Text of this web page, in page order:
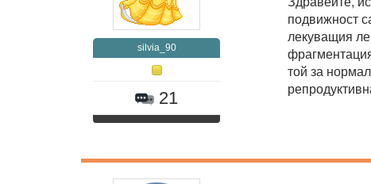
silvia_90
21
подвижност
лекуващия
той за